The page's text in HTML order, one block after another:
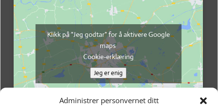
Administrer personvernet ditt
Klikk på "Jeg godtar" for å aktivere Google
maps
Cookie-erklæring
Jeg er enig